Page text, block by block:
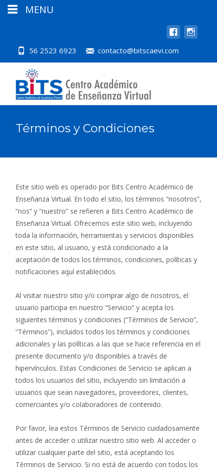
56 2523 6923 contacto@bitscaevi.com
Términos y Condiciones
Este sitio web es operado por Bits Centro Académico de
Enseñanza Virtual. En todo el sitio, los términos “nosotros”,
“nos” y “nuestro” se refieren a Bits Centro Académico de
Enseñanza Virtual. Ofrecemos este sitio web, incluyendo
toda la información, herramientas y servicios disponibles
en este sitio, al usuario, y está condicionado a la
aceptación de todos los términos, condiciones, políticas y
notificaciones aquí establecidos.
Al visitar nuestro sitio y/o comprar algo de nosotros, el
usuario participa en nuestro “Servicio” y acepta los
siguientes términos y condiciones (“Términos de Servicio”,
“Términos”), incluidos todos los términos y condiciones
adicionales y las políticas a las que se hace referencia en el
presente documento y/o disponibles a través de
hipervínculos. Estas Condiciones de Servicio se aplican a
todos los usuarios del sitio, incluyendo sin limitación a
usuarios que sean navegadores, proveedores, clientes,
comerciantes y/o colaboradores de contenido.
Por favor, lea estos Términos de Servicio cuidadosamente
antes de acceder o utilizar nuestro sitio web. Al acceder o
utilizar cualquier parte del sitio, está aceptando los
Términos de Servicio. Si no está de acuerdo con todos los
MENU